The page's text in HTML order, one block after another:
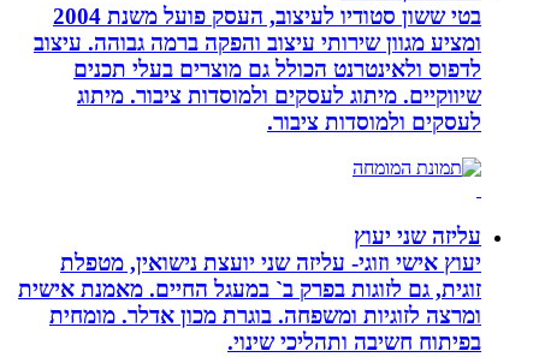
בטי ששון סטודיו לעיצוב, העסק פועל משנת 2004
ומציע מגוון שירותי עיצוב והפקה ברמה גבוהה. עיצוב
לדפוס ולאינטרנט הכולל גם מוצרים בעלי תכנים
שיווקיים. מיתוג לעסקים ולמוסדות ציבור. מיתוג
לעסקים ולמוסדות ציבור.
עליזה שני יעוץ
יעוץ אישי וזוגי- עליזה שני יועצת נישואין, מטפלת
זוגית, גם לזוגות בפרק ב` במעגל החיים. מאמנת אישית
ומרצה לזוגיות ומשפחה. בוגרת מכון אדלר. מומחית
בפיתוח חשיבה ותהליכי שינוי.